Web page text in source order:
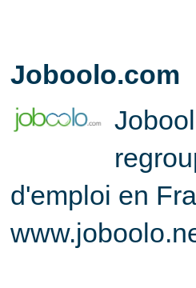
Joboolo.com
d'emploi en